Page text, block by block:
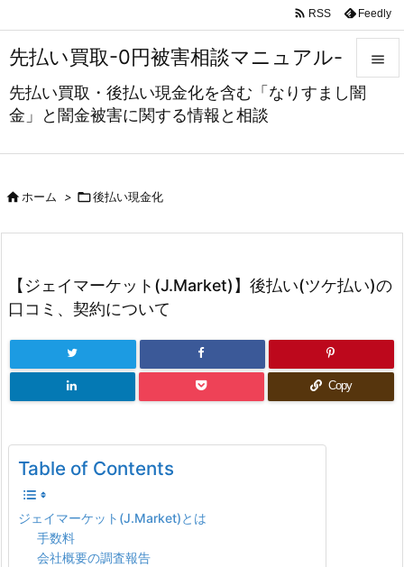
先払い買取-0円被害相談マニュアル-
先払い買取・後払い現金化を含む「なりすまし闇
金」と闇金被害に関する情報と相談


 RSS Feedly
 ホーム > 後払い現金化
【ジェイマーケット(J.Market)】後払い(ツケ払い)の
口コミ、契約について
Copy
Table of Contents
ジェイマーケット(J.Market)とは
手数料
会社概要の調査報告